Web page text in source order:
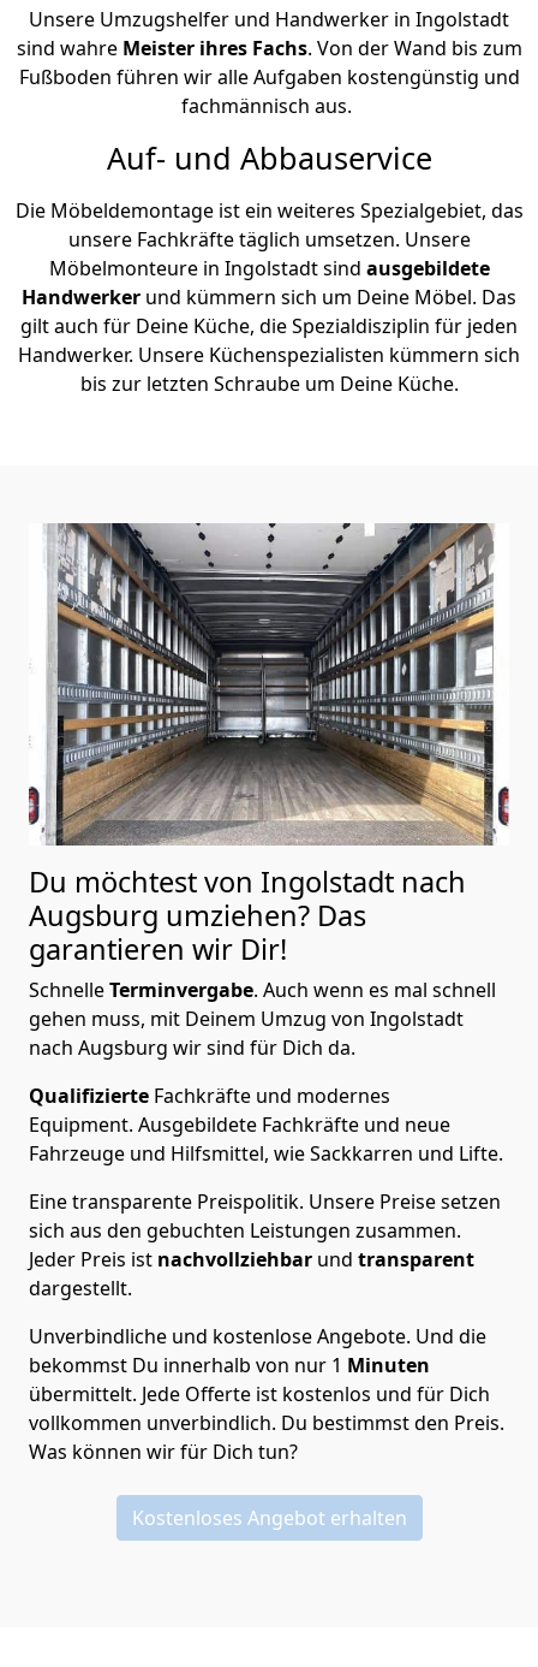
Unsere Umzugshelfer und Handwerker in Ingolstadt
sind wahre Meister ihres Fachs. Von der Wand bis zum
Fußboden führen wir alle Aufgaben kostengünstig und
fachmännisch aus.
Auf- und Abbauservice
Die Möbeldemontage ist ein weiteres Spezialgebiet, das
unsere Fachkräfte täglich umsetzen. Unsere
Möbelmonteure in Ingolstadt sind ausgebildete
Handwerker und kümmern sich um Deine Möbel. Das
gilt auch für Deine Küche, die Spezialdisziplin für jeden
Handwerker. Unsere Küchenspezialisten kümmern sich
bis zur letzten Schraube um Deine Küche.
Du möchtest von Ingolstadt nach
Augsburg umziehen? Das
garantieren wir Dir!
SchnelleTerminvergabe. Auch wenn es mal schnell
gehen muss, mit Deinem Umzug von Ingolstadt
nach Augsburg wir sind für Dich da.
Qualifizierte Fachkräfte und modernes
Equipment. Ausgebildete Fachkräfte und neue
Fahrzeuge und Hilfsmittel, wie Sackkarren und Lifte.
Eine transparente Preispolitik. Unsere Preise setzen
sich aus den gebuchten Leistungen zusammen.
Jeder Preis ist nachvollziehbar und transparent
dargestellt.
Unverbindliche und kostenlose Angebote. Und die
bekommst Du innerhalb von nur 1 Minuten
übermittelt. Jede Offerte ist kostenlos und für Dich
vollkommen unverbindlich. Du bestimmst den Preis.
Was können wir für Dich tun?
Kostenloses Angebot erhalten